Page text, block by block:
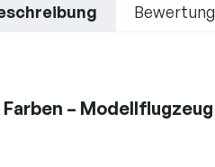
Bewertung
– Modellflugzeug